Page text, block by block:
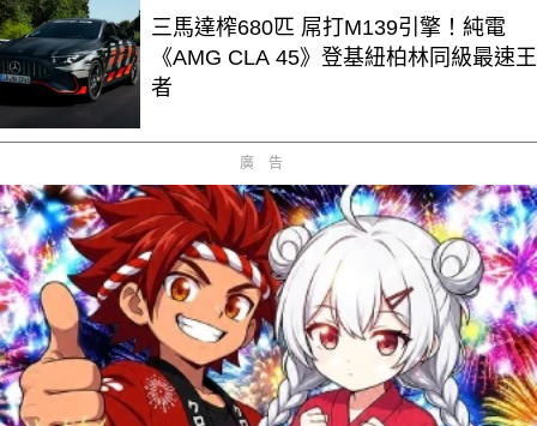
三馬達榨680匹 屌打M139引擎！純電
《AMG CLA 45》登基紐柏林同級最速王
者
廣告